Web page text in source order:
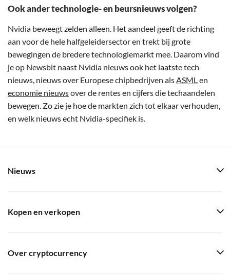
Ook ander technologie- en beursnieuws volgen?
Nvidia beweegt zelden alleen. Het aandeel geeft de richting
aan voor de hele halfgeleidersector en trekt bij grote
bewegingen de bredere technologiemarkt mee. Daarom vind
je op Newsbit naast Nvidia nieuws ook het laatste tech
nieuws, nieuws over Europese chipbedrijven alsASMLen
economie nieuwsover de rentes en cijfers die techaandelen
bewegen. Zo zie je hoe de markten zich tot elkaar verhouden,
en welk nieuws echt Nvidia-specifiek is.
Nieuws
Kopen en verkopen
Over cryptocurrency